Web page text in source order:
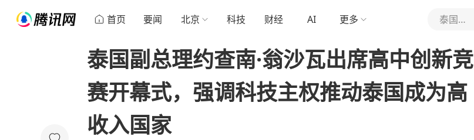
首页 要闻 北京 科技 财经 AI 更多 泰国中文社
泰国副总理约查南·翁沙瓦出席高中创新竞
赛开幕式，强调科技主权推动泰国成为高
收入国家